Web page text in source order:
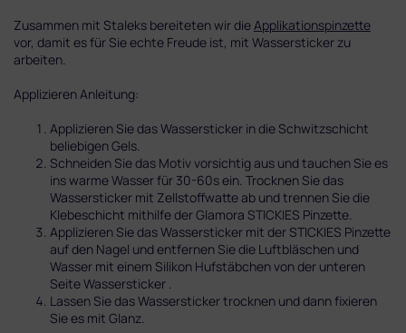
Zusammen mit Staleks bereiteten wir die Applikationspinzette
vor, damit es für Sie echte Freude ist, mit Wassersticker zu
arbeiten.
Applizieren Anleitung:
Applizieren Sie das Wassersticker in die Schwitzschicht
beliebigen Gels.
Schneiden Sie das Motiv vorsichtig aus und tauchen Sie es
ins warme Wasser für 30-60s ein. Trocknen Sie das
Wassersticker mit Zellstoffwatte ab und trennen Sie die
Klebeschicht mithilfe der Glamora STICKIES Pinzette.
Applizieren Sie das Wassersticker mit der STICKIES Pinzette
auf den Nagel und entfernen Sie die Luftbläschen und
Wasser mit einem Silikon Hufstäbchen von der unteren
Seite Wassersticker .
Lassen Sie das Wassersticker trocknen und dann fixieren
Sie es mit Glanz.